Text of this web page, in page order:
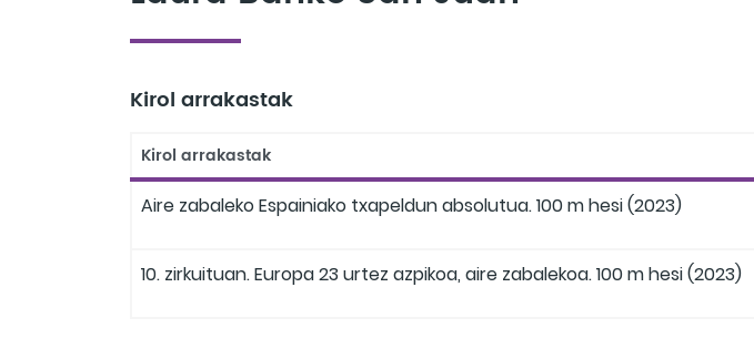
Kirol arrakastak
Kirol arrakastak
Aire zabaleko Espainiako txapeldun absolutua. 100 m hesi (2023)
10. zirkuituan. Europa 23 urtez azpikoa, aire zabalekoa. 100 m hesi (2023)